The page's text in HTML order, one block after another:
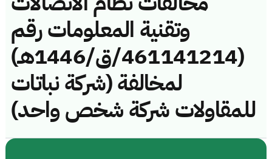
وتقنية المعلومات رقم
(461141214/ق/1446هـ)
لمخالفة (شركة نباتات
للمقاولات شركة شخص واحد)